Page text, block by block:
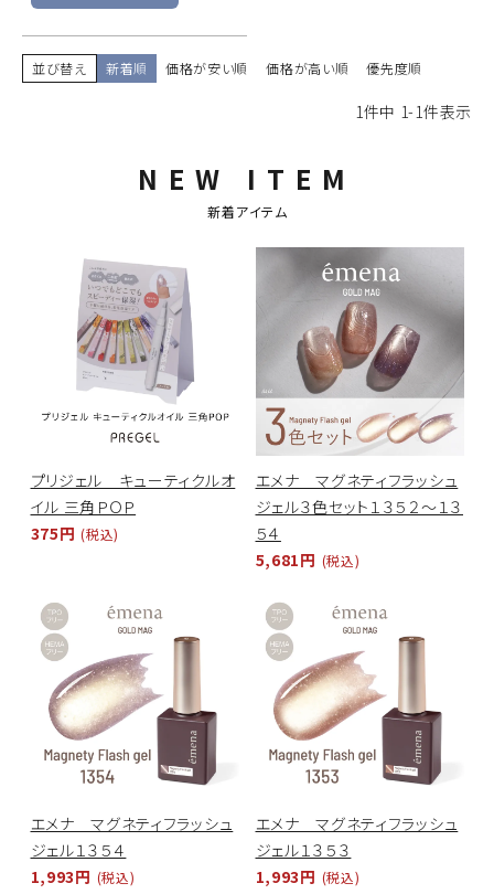
並び替え 新着順 価格が安い順 価格が高い順 優先度順
1件中 1-1件表示
NEW ITEM
新着アイテム
プリジェル キューティクルオ
イル 三角ＰＯＰ
375円 (税込)
エメナ マグネティフラッシュ
ジェル３色セット１３５２～１３
５４
5,681円 (税込)
エメナ マグネティフラッシュ
ジェル１３５４
1,993円 (税込)
エメナ マグネティフラッシュ
ジェル１３５３
1,993円 (税込)